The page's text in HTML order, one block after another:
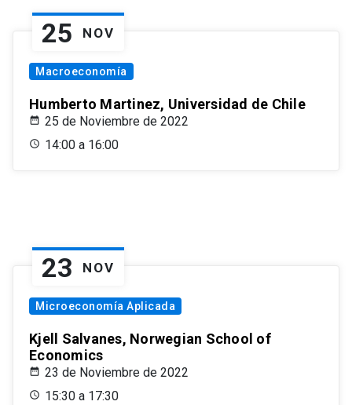
25 NOV
Macroeconomía
Humberto Martinez, Universidad de Chile
25 de Noviembre de 2022
14:00 a 16:00
23 NOV
Microeconomía Aplicada
Kjell Salvanes, Norwegian School of
Economics
23 de Noviembre de 2022
15:30 a 17:30